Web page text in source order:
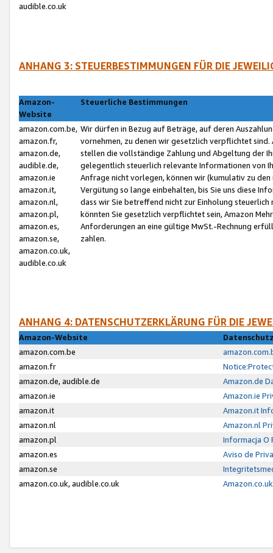
audible.co.uk
ANHANG 3: STEUERBESTIMMUNGEN FÜR DIE
Amazon-
Website
Steuerliche Bestimmungen
amazon.com.be,
amazon.fr,
amazon.de,
audible.de,
amazon.ie
amazon.it,
amazon.nl,
amazon.pl,
amazon.es,
amazon.se,
amazon.co.uk,
audible.co.uk
Wir dürfen in Bezug auf Beträge, auf deren
vornehmen, zu denen wir gesetzlich verpflichtet
stellen die vollständige Zahlung und Abgeltung der
gelegentlich steuerlich relevante Informationen von
Anfrage nicht vorlegen, können wir (kumulativ zu
Vergütung so lange einbehalten, bis Sie uns diese
dass wir Sie betreffend nicht zur Einholung
könnten Sie gesetzlich verpflichtet sein, Amazon
Anforderungen an eine gültige MwSt.-Rechnung
zahlen.
ANHANG 4: DATENSCHUTZERKLÄRUNG FÜR DIE
Amazon-Website
amazon.com.be
amazon.fr
amazon.de, audible.de
Amazon.de
amazon.ie
Amazon.ie
amazon.it
Amazon.it
amazon.nl
Amazon.nl
amazon.pl
Informacja O
amazon.es
Aviso de
amazon.se
amazon.co.uk, audible.co.uk